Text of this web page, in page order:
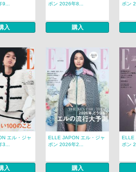
入
ポン 2026年8...
購入
ポン
エル・ジャ
入
ELLE JAPON エル・ジャ
ポン 2026年2...
購入
ELLE
ポン